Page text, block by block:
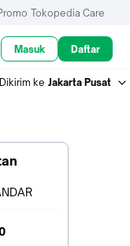
Tokopedia Care
Masuk Daftar
Dikirim ke Jakarta Pusat